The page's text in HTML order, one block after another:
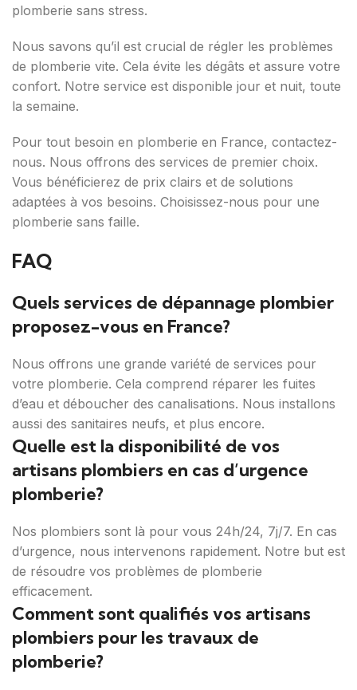
plomberie sans stress.
Nous savons qu’il est crucial de régler les problèmes
de plomberie vite. Cela évite les dégâts et assure votre
confort. Notre service est disponible jour et nuit, toute
la semaine.
Pour tout besoin en plomberie en France, contactez-
nous. Nous offrons des services de premier choix.
Vous bénéficierez de prix clairs et de solutions
adaptées à vos besoins. Choisissez-nous pour une
plomberie sans faille.
FAQ
Quels services de dépannage plombier
proposez-vous en France?
Nous offrons une grande variété de services pour
votre plomberie. Cela comprend réparer les fuites
d’eau et déboucher des canalisations. Nous installons
aussi des sanitaires neufs, et plus encore.
Quelle est la disponibilité de vos
artisans plombiers en cas d’urgence
plomberie?
Nos plombiers sont là pour vous 24h/24, 7j/7. En cas
d’urgence, nous intervenons rapidement. Notre but est
de résoudre vos problèmes de plomberie
efficacement.
Comment sont qualifiés vos artisans
plombiers pour les travaux de
plomberie?